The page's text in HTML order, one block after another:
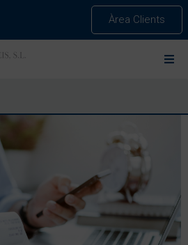
Àrea Clients
TOT ÉS DEDUÏBLE